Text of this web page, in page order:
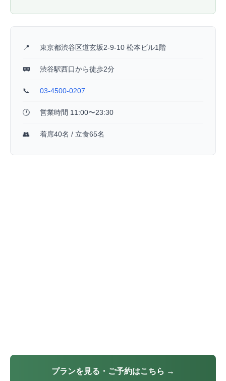
📍 東京都渋谷区道玄坂2-9-10 松本ビル1階
🚃 渋谷駅西口から徒歩2分
📞 03-4500-0207
🕐 営業時間 11:00〜23:30
👥 着席40名 / 立食65名
プランを見る・ご予約はこちら →